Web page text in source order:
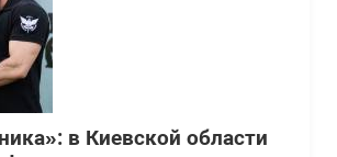
в Киевской области